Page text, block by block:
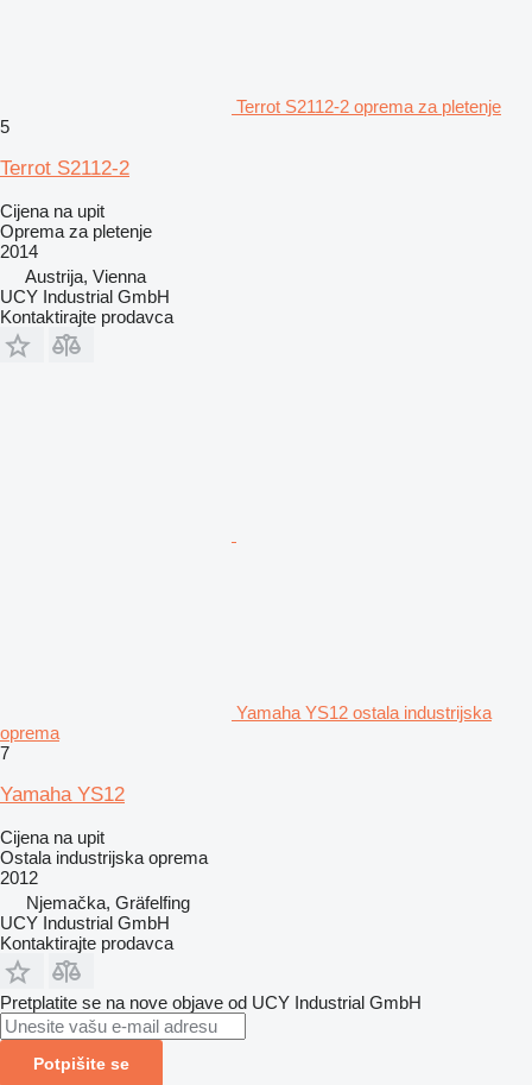
Terrot S2112-2 oprema za pletenje
5
Terrot S2112-2
Cijena na upit
Oprema za pletenje
2014
Austrija, Vienna
UCY Industrial GmbH
Kontaktirajte prodavca
Yamaha YS12 ostala industrijska
oprema
7
Yamaha YS12
Cijena na upit
Ostala industrijska oprema
2012
Njemačka, Gräfelfing
UCY Industrial GmbH
Kontaktirajte prodavca
Pretplatite se na nove objave od UCY Industrial GmbH
Potpišite se